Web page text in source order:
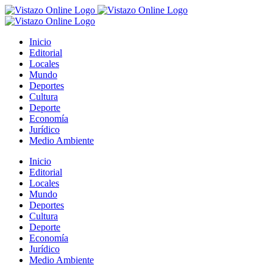
Saltar
al
Inicio
Editorial
Locales
Mundo
Deportes
Cultura
Deporte
Economía
Jurídico
Medio Ambiente
Inicio
Editorial
Locales
Mundo
Deportes
Cultura
Deporte
Economía
Jurídico
Medio Ambiente